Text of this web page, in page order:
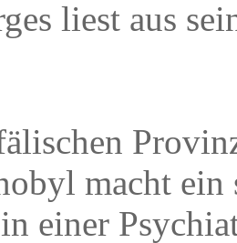
liest aus
macht
einer